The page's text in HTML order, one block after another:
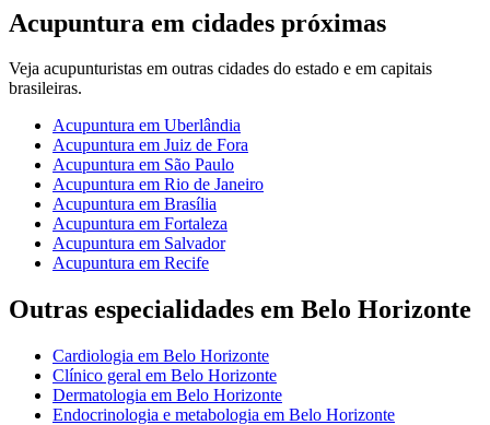
Acupuntura em cidades próximas
Veja acupunturistas em outras cidades do estado e em capitais
brasileiras.
Acupuntura em Uberlândia
Acupuntura em Juiz de Fora
Acupuntura em São Paulo
Acupuntura em Rio de Janeiro
Acupuntura em Brasília
Acupuntura em Fortaleza
Acupuntura em Salvador
Acupuntura em Recife
Outras especialidades em Belo Horizonte
Cardiologia em Belo Horizonte
Clínico geral em Belo Horizonte
Dermatologia em Belo Horizonte
Endocrinologia e metabologia em Belo Horizonte